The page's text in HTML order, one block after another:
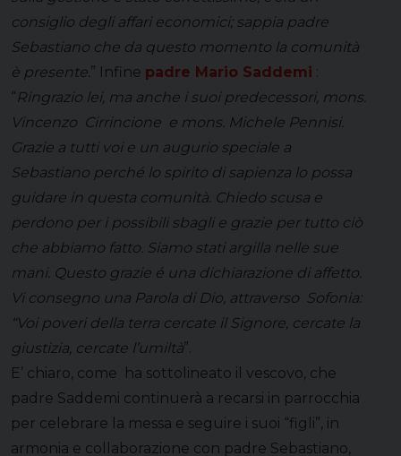
consiglio degli affari economici; sappia padre
Sebastiano che da questo momento la comunità
è presente. ” Infine padre Mario Saddemi :
“Ringrazio lei, ma anche i suoi predecessori, mons.
Vincenzo Cirrincione e mons. Michele Pennisi.
Grazie a tutti voi e un augurio speciale a
Sebastiano perché lo spirito di sapienza lo possa
guidare in questa comunità. Chiedo scusa e
perdono per i possibili sbagli e grazie per tutto ciò
che abbiamo fatto. Siamo stati argilla nelle sue
mani. Questo grazie é una dichiarazione di affetto.
Vi consegno una Parola di Dio, attraverso Sofonia:
“Voi poveri della terra cercate il Signore, cercate la
giustizia, cercate l’umiltà”.
E’ chiaro, come ha sottolineato il vescovo, che
padre Saddemi continuerà a recarsi in parrocchia
per celebrare la messa e seguire i suoi “figli”, in
armonia e collaborazione con padre Sebastiano,